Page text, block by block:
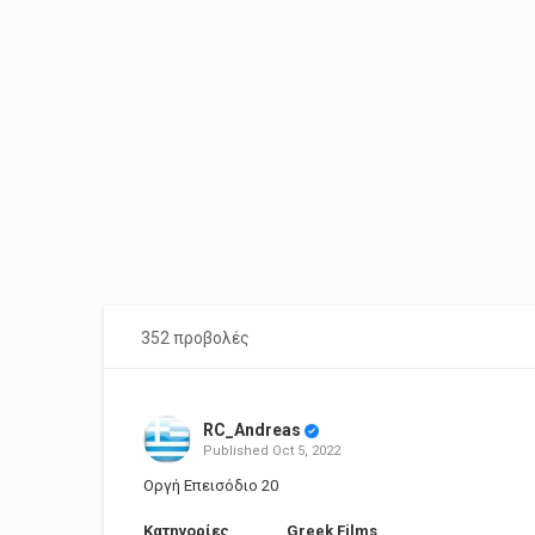
352 προβολές
RC_Andreas
Published Oct 5, 2022
Οργή Επεισόδιο 20
Κατηγορίες Greek Films